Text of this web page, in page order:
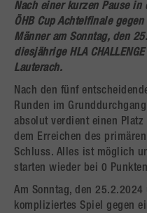
Nach einer kurzen Pause in
ÖHB Cup Achtelfinale
Männer am Sonntag, den
diesjährige HLA
Lauterach.
Nach den fünf
Runden im
absolut verdient einen
dem Erreichen des
Schluss. Alles ist möglich
starten wieder bei 0
Am Sonntag, den
kompliziertes Spiel gegen